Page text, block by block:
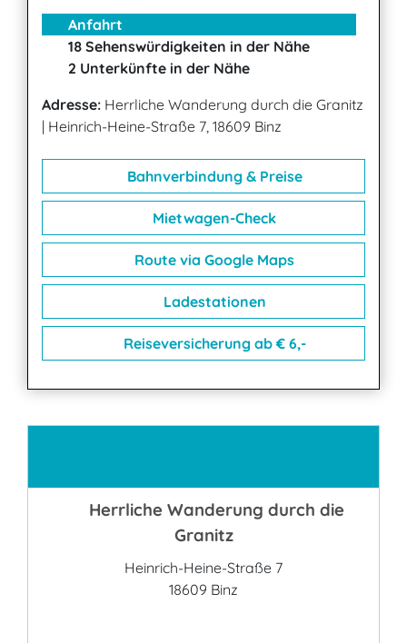
Anfahrt
18 Sehenswürdigkeiten in der Nähe
2 Unterkünfte in der Nähe
Adresse: Herrliche Wanderung durch die Granitz
| Heinrich-Heine-Straße 7, 18609 Binz
Bahnverbindung & Preise
Mietwagen-Check
Route via Google Maps
Ladestationen
Reiseversicherung ab € 6,-
Herrliche Wanderung durch die
Granitz
Heinrich-Heine-Straße 7
18609 Binz